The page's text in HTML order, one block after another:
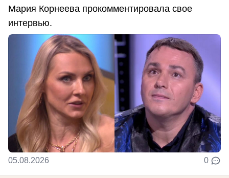
Мария Корнеева прокомментировала свое
интервью.
05.08.2026 0